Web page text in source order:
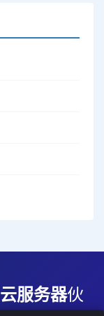
云服务器伙